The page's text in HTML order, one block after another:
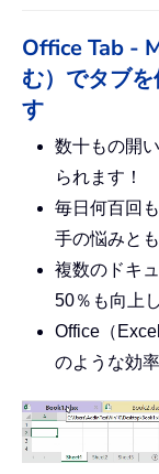
Office Tab -
む）でタブ
す
数十もの開
られます！
毎日何百回
手の悩みと
複数のドキ
50％も向上
Office（
のような効